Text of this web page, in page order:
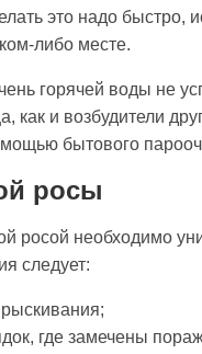
это надо быстро,
либо месте.
горячей воды не
как и возбудители
бытового
росы
росой необходимо
следует:
где замечены